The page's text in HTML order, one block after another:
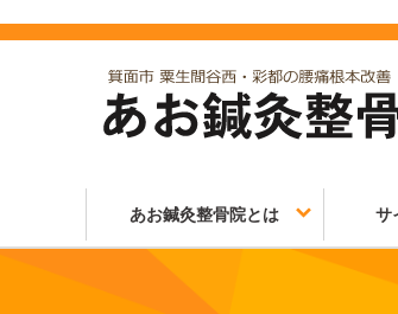
あお鍼灸整骨院とは サ